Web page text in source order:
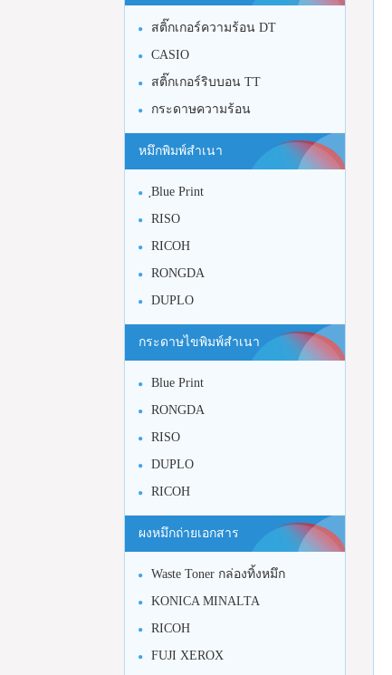
สติ๊กเกอร์ความร้อน DT
CASIO
สติ๊กเกอร์ริบบอน TT
กระดาษความร้อน
หมึกพิมพ์สำเนา
ฺBlue Print
RISO
RICOH
RONGDA
DUPLO
กระดาษไขพิมพ์สำเนา
Blue Print
RONGDA
RISO
DUPLO
RICOH
ผงหมึกถ่ายเอกสาร
Waste Toner กล่องทิ้งหมึก
KONICA MINALTA
RICOH
FUJI XEROX